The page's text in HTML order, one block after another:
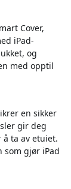
Cover,
iPad-
og
med opptil
en sikker
gir deg
ta av etuiet.
som gjør iPad